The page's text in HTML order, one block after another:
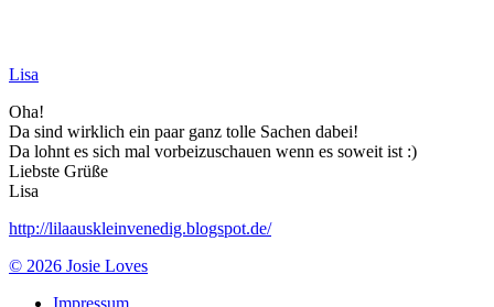
Lisa
Oha!
Da sind wirklich ein paar ganz tolle Sachen dabei!
Da lohnt es sich mal vorbeizuschauen wenn es soweit ist :)
Liebste Grüße
Lisa
http://lilaauskleinvenedig.blogspot.de/
© 2026 Josie Loves
Impressum